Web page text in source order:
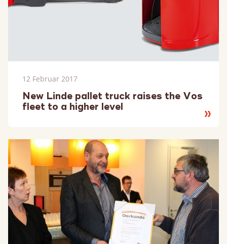
12 Februar 2017
New Linde pallet truck raises the Vos
fleet to a higher level
Lesen
mehr